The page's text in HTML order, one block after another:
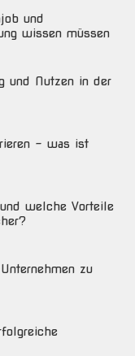
und
wissen müssen
und Nutzen in der
– was ist
welche Vorteile
zu